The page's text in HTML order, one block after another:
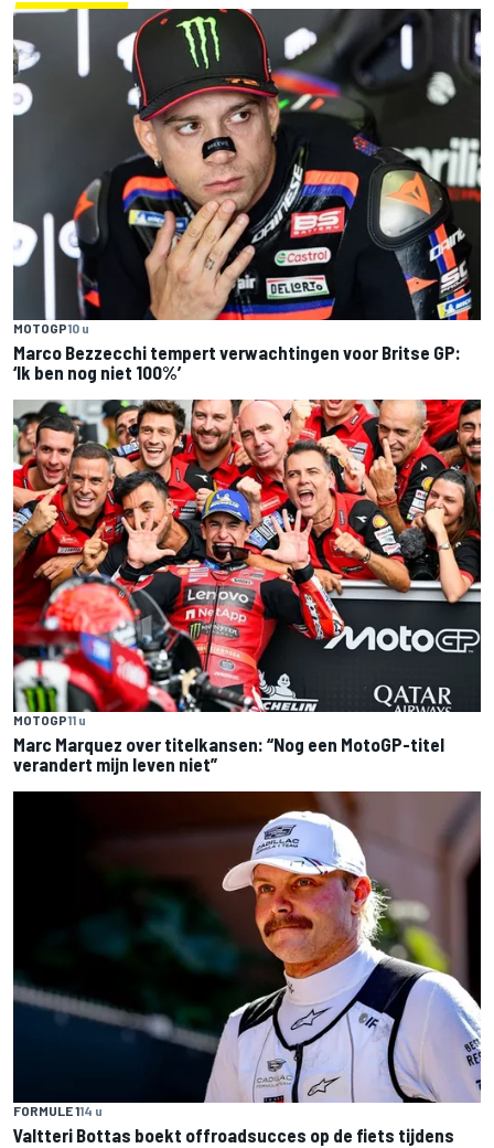
MOTOGP10 u
Marco Bezzecchi tempert verwachtingen voor Britse GP:
‘Ik ben nog niet 100%’
MOTOGP11 u
Marc Marquez over titelkansen: “Nog een MotoGP-titel
verandert mijn leven niet”
FORMULE 114 u
Valtteri Bottas boekt offroadsucces op de fiets tijdens